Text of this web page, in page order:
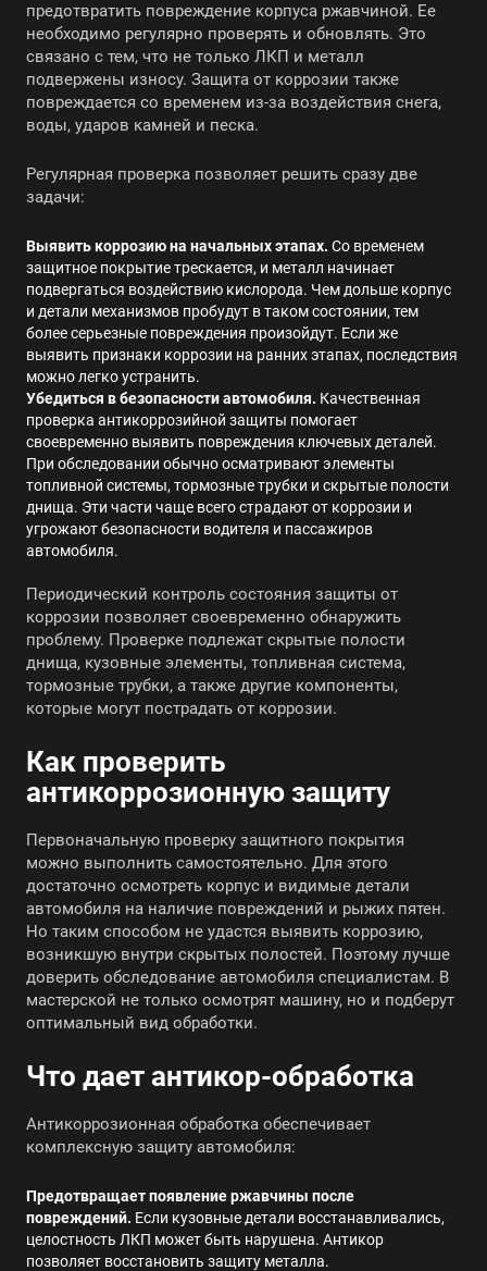
предотвратить повреждение корпуса ржавчиной. Ее
необходимо регулярно проверять и обновлять. Это
связано с тем, что не только ЛКП и металл
подвержены износу. Защита от коррозии также
повреждается со временем из-за воздействия снега,
воды, ударов камней и песка.
Регулярная проверка позволяет решить сразу две
задачи:
Выявить коррозию на начальных этапах. Со временем
защитное покрытие трескается, и металл начинает
подвергаться воздействию кислорода. Чем дольше корпус
и детали механизмов пробудут в таком состоянии, тем
более серьезные повреждения произойдут. Если же
выявить признаки коррозии на ранних этапах, последствия
можно легко устранить.
Убедиться в безопасности автомобиля. Качественная
проверка антикоррозийной защиты помогает
своевременно выявить повреждения ключевых деталей.
При обследовании обычно осматривают элементы
топливной системы, тормозные трубки и скрытые полости
днища. Эти части чаще всего страдают от коррозии и
угрожают безопасности водителя и пассажиров
автомобиля.
Периодический контроль состояния защиты от
коррозии позволяет своевременно обнаружить
проблему. Проверке подлежат скрытые полости
днища, кузовные элементы, топливная система,
тормозные трубки, а также другие компоненты,
которые могут пострадать от коррозии.
Как проверить
антикоррозионную защиту
Первоначальную проверку защитного покрытия
можно выполнить самостоятельно. Для этого
достаточно осмотреть корпус и видимые детали
автомобиля на наличие повреждений и рыжих пятен.
Но таким способом не удастся выявить коррозию,
возникшую внутри скрытых полостей. Поэтому лучше
доверить обследование автомобиля специалистам. В
мастерской не только осмотрят машину, но и подберут
оптимальный вид обработки.
Что дает антикор-обработка
Антикоррозионная обработка обеспечивает
комплексную защиту автомобиля:
Предотвращает появление ржавчины после
повреждений. Если кузовные детали восстанавливались,
целостность ЛКП может быть нарушена. Антикор
позволяет восстановить защиту металла.